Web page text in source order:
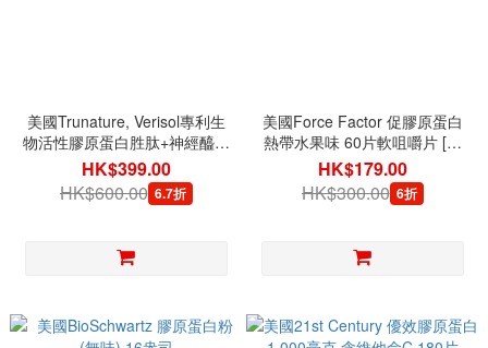
美國Trunature, Verisol專利生
物活性膠原蛋白胜肽+神經醯胺
+生物素 200片
HK$399.00
HK$600.00 6.7折
美國Force Factor 促膠原蛋白
熱帶水果味 60片軟咀嚼片 [有
效日期 09/2026]
HK$179.00
HK$300.00 6折